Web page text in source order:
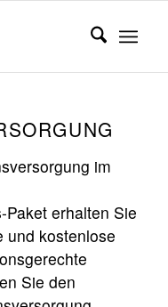
im
erhalten Sie
und kostenlose
Sie den